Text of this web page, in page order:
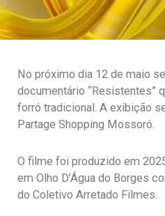
No próximo dia 12 de maio
documentário “Resistentes”
forró tradicional. A exibição
Partage Shopping Mossoró.
O filme foi produzido em
em Olho D’Água do Borges
do Coletivo Arretado Filmes.